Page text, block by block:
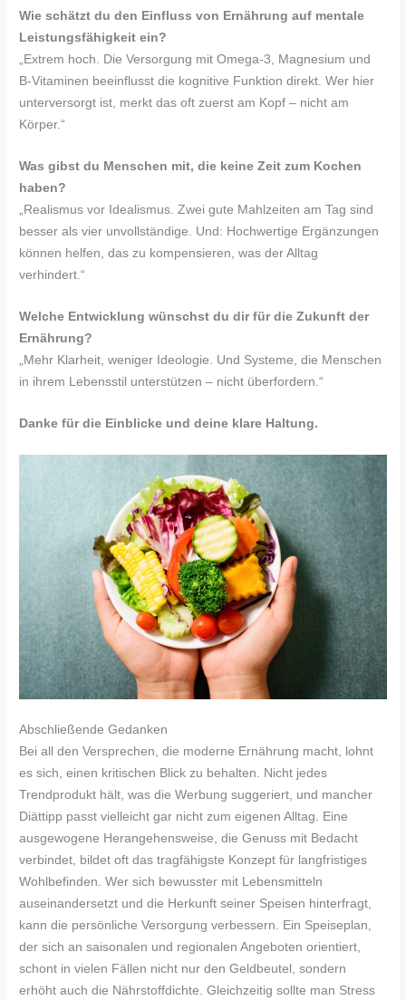
Wie schätzt du den Einfluss von Ernährung auf mentale
Leistungsfähigkeit ein?
„Extrem hoch. Die Versorgung mit Omega-3, Magnesium und
B-Vitaminen beeinflusst die kognitive Funktion direkt. Wer hier
unterversorgt ist, merkt das oft zuerst am Kopf – nicht am
Körper.“
Was gibst du Menschen mit, die keine Zeit zum Kochen
haben?
„Realismus vor Idealismus. Zwei gute Mahlzeiten am Tag sind
besser als vier unvollständige. Und: Hochwertige Ergänzungen
können helfen, das zu kompensieren, was der Alltag
verhindert.“
Welche Entwicklung wünschst du dir für die Zukunft der
Ernährung?
„Mehr Klarheit, weniger Ideologie. Und Systeme, die Menschen
in ihrem Lebensstil unterstützen – nicht überfordern.“
Danke für die Einblicke und deine klare Haltung.
Abschließende Gedanken
Bei all den Versprechen, die moderne Ernährung macht, lohnt
es sich, einen kritischen Blick zu behalten. Nicht jedes
Trendprodukt hält, was die Werbung suggeriert, und mancher
Diättipp passt vielleicht gar nicht zum eigenen Alltag. Eine
ausgewogene Herangehensweise, die Genuss mit Bedacht
verbindet, bildet oft das tragfähigste Konzept für langfristiges
Wohlbefinden. Wer sich bewusster mit Lebensmitteln
auseinandersetzt und die Herkunft seiner Speisen hinterfragt,
kann die persönliche Versorgung verbessern. Ein Speiseplan,
der sich an saisonalen und regionalen Angeboten orientiert,
schont in vielen Fällen nicht nur den Geldbeutel, sondern
erhöht auch die Nährstoffdichte. Gleichzeitig sollte man Stress